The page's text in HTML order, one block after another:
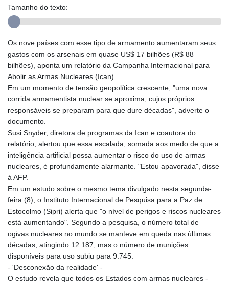
Tamanho do texto:
Os nove países com esse tipo de armamento aumentaram seus
gastos com os arsenais em quase US$ 17 bilhões (R$ 88
bilhões), aponta um relatório da Campanha Internacional para
Abolir as Armas Nucleares (Ican).
Em um momento de tensão geopolítica crescente, "uma nova
corrida armamentista nuclear se aproxima, cujos próprios
responsáveis se preparam para que dure décadas", adverte o
documento.
Susi Snyder, diretora de programas da Ican e coautora do
relatório, alertou que essa escalada, somada aos medo de que a
inteligência artificial possa aumentar o risco do uso de armas
nucleares, é profundamente alarmante. "Estou apavorada", disse
à AFP.
Em um estudo sobre o mesmo tema divulgado nesta segunda-
feira (8), o Instituto Internacional de Pesquisa para a Paz de
Estocolmo (Sipri) alerta que "o nível de perigos e riscos nucleares
está aumentando". Segundo a pesquisa, o número total de
ogivas nucleares no mundo se manteve em queda nas últimas
décadas, atingindo 12.187, mas o número de munições
disponíveis para uso subiu para 9.745.
- 'Desconexão da realidade' -
O estudo revela que todos os Estados com armas nucleares -